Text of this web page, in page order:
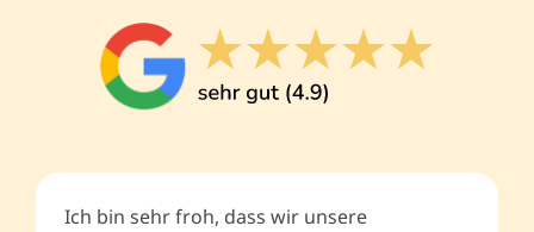
Ich bin sehr froh, dass wir unsere